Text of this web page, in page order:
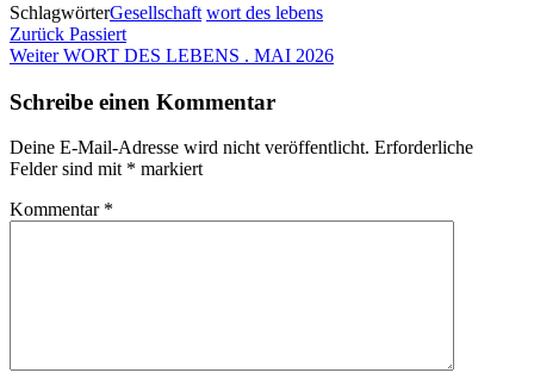
SchlagwörterGesellschaft wort des lebens
Beitragsnavigation
Vorheriger
Beitrag
Zurück Passiert
Nächster
Weiter WORT DES LEBENS . MAI 2026
Schreibe einen Kommentar
Deine E-Mail-Adresse wird nicht veröffentlicht. Erforderliche
Felder sind mit * markiert
Kommentar *